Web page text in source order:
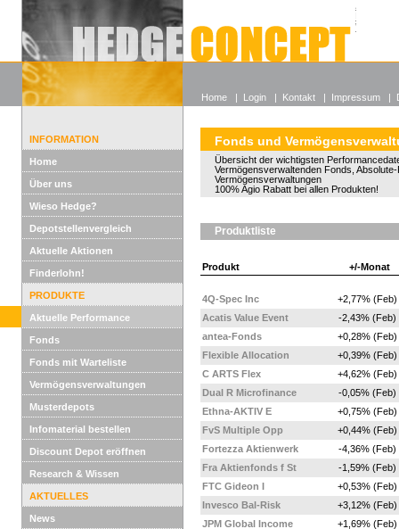
Alle
Wieso
INFORMATION
Home
Über uns
Wieso Hedge?
Depotstellenvergleich
Aktuelle Aktionen
Finderlohn!
PRODUKTE
Aktuelle Performance
Fonds
Fonds mit Warteliste
Vermögensverwaltungen
Musterdepots
Infomaterial bestellen
Discount Depot eröffnen
Research & Wissen
AKTUELLES
News
Fonds und
Übersicht der wichtigsten
Vermögensverwaltenden Fonds,
Vermögensverwaltungen
100% Agio Rabatt bei allen Produkten!
Produktliste
Produkt +/-Monat
4Q-Spec Inc
+2,77% (Feb)
Acatis Value Event
-2,43% (Feb)
antea-Fonds
+0,28% (Feb)
Flexible Allocation
+0,39% (Feb)
C ARTS Flex
+4,62% (Feb)
Dual R Microfinance
-0,05% (Feb)
Ethna-AKTIV E
+0,75% (Feb)
FvS Multiple Opp
+0,44% (Feb)
Fortezza Aktienwerk
-4,36% (Feb)
Fra Aktienfonds f St
-1,59% (Feb)
FTC Gideon I
+0,53% (Feb)
Invesco Bal-Risk
+3,12% (Feb)
JPM Global Income
+1,69% (Feb)
Home | Login | Kontakt | Impressum |